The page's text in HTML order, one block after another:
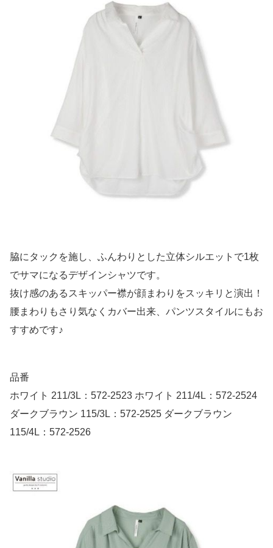
脇にタックを施し、ふんわりとした立体シルエットで1枚
でサマになるデザインシャツです。
抜け感のあるスキッパー襟が顔まわりをスッキリと演出！
腰まわりもさり気なくカバー出来、パンツスタイルにもお
すすめです♪
品番
ホワイト 211/3L：572-2523 ホワイト 211/4L：572-2524
ダークブラウン 115/3L：572-2525 ダークブラウン
115/4L：572-2526